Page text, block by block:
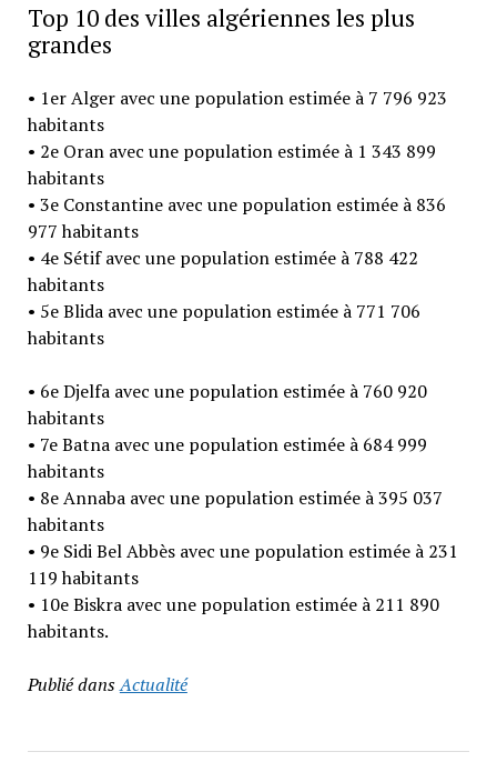
Top 10 des villes algériennes les plus
grandes
• 1er Alger avec une population estimée à 7 796 923
habitants
• 2e Oran avec une population estimée à 1 343 899
habitants
• 3e Constantine avec une population estimée à 836
977 habitants
• 4e Sétif avec une population estimée à 788 422
habitants
• 5e Blida avec une population estimée à 771 706
habitants
• 6e Djelfa avec une population estimée à 760 920
habitants
• 7e Batna avec une population estimée à 684 999
habitants
• 8e Annaba avec une population estimée à 395 037
habitants
• 9e Sidi Bel Abbès avec une population estimée à 231
119 habitants
• 10e Biskra avec une population estimée à 211 890
habitants.
Publié dansActualité